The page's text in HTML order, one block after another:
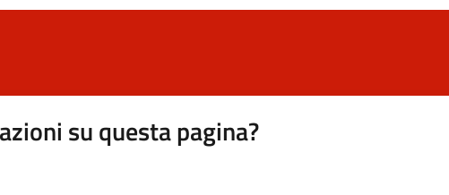
su questa pagina?